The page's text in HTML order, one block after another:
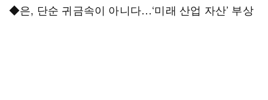
◆은, 단순 귀금속이 아니다…‘미래 산업 자산’ 부상